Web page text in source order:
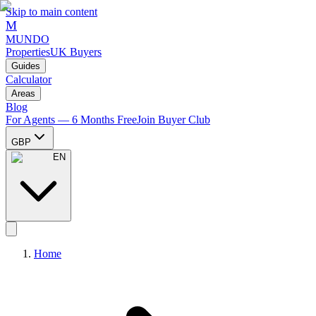
Skip to main content
M
MUNDO
PropertiesUK Buyers
Guides
Calculator
Areas
Blog
For Agents — 6 Months FreeJoin Buyer Club
GBP
EN
Home